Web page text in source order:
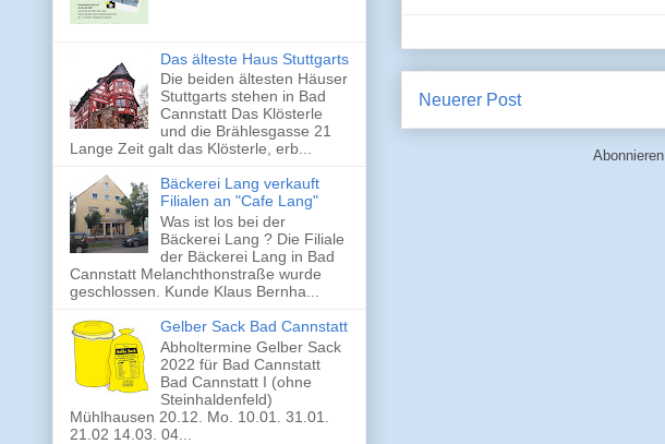
Neuerer Post
Abonnieren
Das älteste Haus Stuttgarts
Die beiden ältesten Häuser
Stuttgarts stehen in Bad
Cannstatt Das Klösterle
und die Brählesgasse 21
Lange Zeit galt das Klösterle, erb...
Bäckerei Lang verkauft
Filialen an "Cafe Lang"
Was ist los bei der
Bäckerei Lang ? Die Filiale
der Bäckerei Lang in Bad
Cannstatt Melanchthonstraße wurde
geschlossen. Kunde Klaus Bernha...
Gelber Sack Bad Cannstatt
Abholtermine Gelber Sack
2022 für Bad Cannstatt
Bad Cannstatt I (ohne
Steinhaldenfeld)
Mühlhausen 20.12. Mo. 10.01. 31.01.
21.02 14.03. 04...